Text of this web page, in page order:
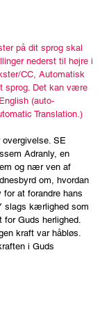
på dit sprog skal
nederst til højre i
CC, Automatisk
Det kan være
(auto-
Translation.)
overgivelse. SE
Adranly, en
og nær ven af
om, hvordan
for at forandre hans
slags kærlighed som
Guds herlighed.
kraft var håbløs.
i Guds